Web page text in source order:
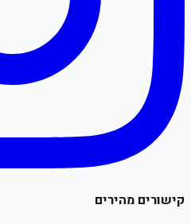
קישורים מהירים